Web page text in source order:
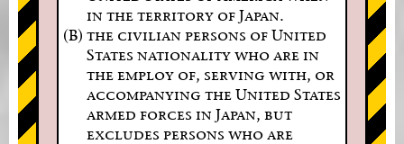
in the territory of Japan.
(B) the civilian persons of United
States nationality who are in
the employ of, serving with, or
accompanying the United States
armed forces in Japan, but
excludes persons who are